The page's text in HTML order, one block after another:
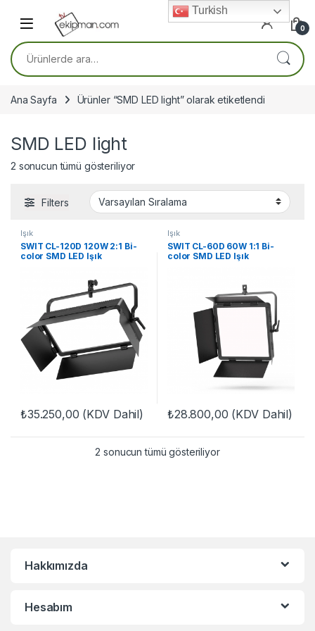
0
Ara:
Ana Sayfa Ürünler “SMD LED light” olarak etiketlendi
SMD LED light
2 sonucun tümü gösteriliyor
Filters
Işık
SWIT CL-120D 120W 2:1 Bi-
color SMD LED Işık
₺35.250,00 (KDV Dahil)
Işık
SWIT CL-60D 60W 1:1 Bi-
color SMD LED Işık
₺28.800,00 (KDV Dahil)
2 sonucun tümü gösteriliyor
Hakkımızda
Hesabım
Turkish